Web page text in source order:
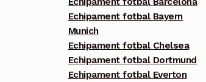
Echipament fotbal Bayern
Munich
Echipament fotbal Chelsea
Echipament fotbal Dortmund
Echipament fotbal Everton